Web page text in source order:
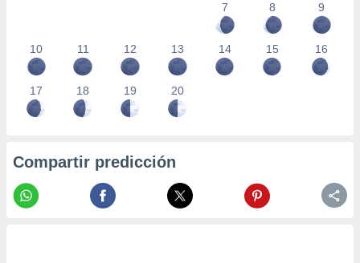
7
8 9
10 11 12 13 14 15 16
17 18 19 20
Compartir predicción